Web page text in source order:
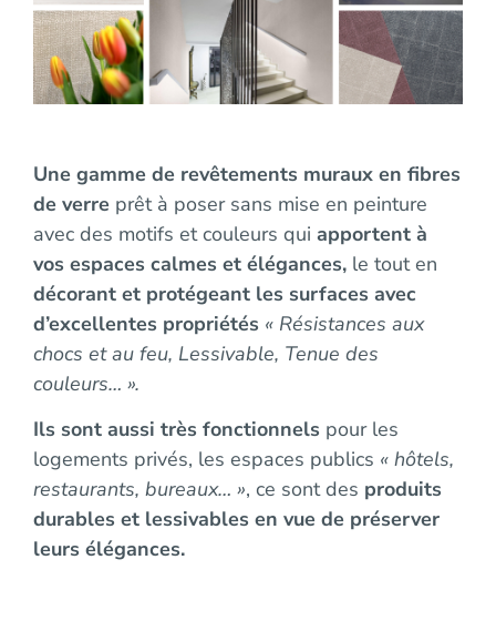
Une gamme de revêtements muraux en fibres
de verre prêt à poser sans mise en peinture
avec des motifs et couleurs qui apportent à
vos espaces calmes et élégances, le tout en
décorant et protégeant les surfaces avec
d’excellentes propriétés « Résistances aux
chocs et au feu, Lessivable, Tenue des
couleurs… ».
Ils sont aussi très fonctionnels pour les
logements privés, les espaces publics « hôtels,
restaurants, bureaux… », ce sont des produits
durables et lessivables en vue de préserver
leurs élégances.